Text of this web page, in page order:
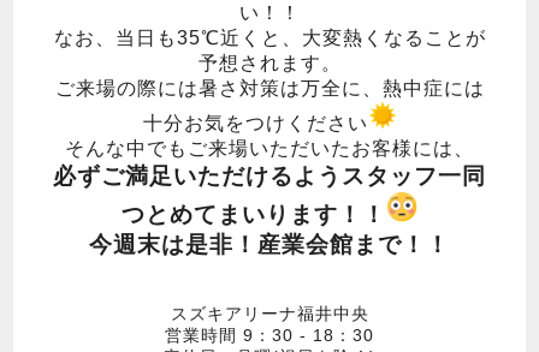
い！！
なお、当日も35℃近くと、大変熱くなることが
予想されます。
ご来場の際には暑さ対策は万全に、熱中症には
十分お気をつけください
そんな中でもご来場いただいたお客様には、
必ずご満足いただけるようスタッフ一同
つとめてまいります！！
今週末は是非！産業会館まで！！
スズキアリーナ福井中央
営業時間 9：30 - 18：30